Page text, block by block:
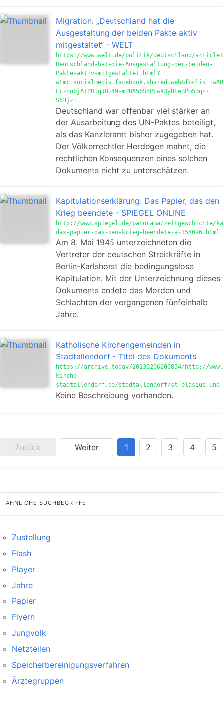
Migration: „Deutschland hat die
Ausgestaltung der beiden Pakte aktiv
mitgestaltet“ - WELT
https://www.welt.de/politik/deutschland/
Deutschland-hat-die-Ausgestaltung-der-beiden-
Pakte-aktiv-mitgestaltet.html?
LrznnbjA1PDiqJ8z49-mPDA56S5PFwX3yULeBPm5Bqn-
S63jzI
Deutschland war offenbar viel stärker an
der Ausarbeitung des UN-Paktes beteiligt,
als das Kanzleramt bisher zugegeben hat.
Der Völkerrechtler Herdegen mahnt, die
rechtlichen Konsequenzen eines solchen
Dokuments nicht zu unterschätzen.
Kapitulationserklärung: Das Papier, das den
Krieg beendete - SPIEGEL ONLINE
http://www.spiegel.de/panorama/zeitgeschichte/
das-papier-das-den-krieg-beendete-a-354696.html
Am 8. Mai 1945 unterzeichneten die
Vertreter der deutschen Streitkräfte in
Berlin-Karlshorst die bedingungslose
Kapitulation. Mit der Unterzeichnung dieses
Dokuments endete das Morden und
Schlachten der vergangenen fünfeinhalb
Jahre.
Katholische Kirchengemeinden in
Stadtallendorf - Titel des Dokuments
https://archive.today/20130206200854/http://
kirche-
stadtallendorf.de/stadtallendorf/
Keine Beschreibung vorhanden.
Zurück Weiter 1 2 3 4 5
ÄHNLICHE SUCHBEGRIFFE
Zustellung
Flash
Player
Jahre
Papier
Flyern
Jungvolk
Netzteilen
Speicherbereinigungsverfahren
Ärztegruppen